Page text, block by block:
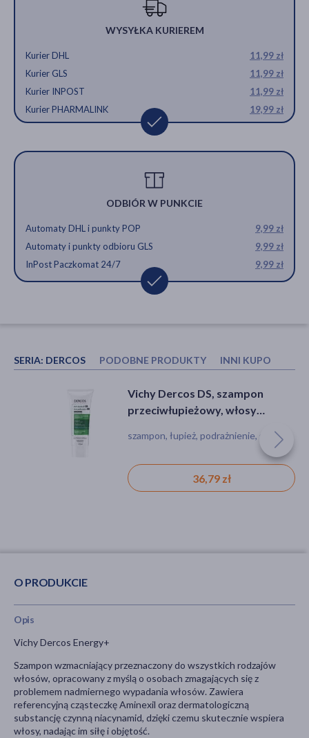
WYSYŁKA KURIEREM
Kurier DHL
11,99 zł
Kurier GLS
11,99 zł
Kurier INPOST
11,99 zł
Kurier PHARMALINK
19,99 zł
ODBIÓR W PUNKCIE
Automaty DHL i punkty POP
9,99 zł
Automaty i punkty odbioru GLS
9,99 zł
InPost Paczkomat 24/7
9,99 zł
SERIA: DERCOS PODOBNE PRODUKTY INNI KUPOWALI
Enilome Pro Trichology,
szampon przeciw wypadaniu
szampon, wypadanie włosów
19,99 zł
Vichy Dercos Aminexil Clinical 5,
kuracja przeciw wypadaniu
ampułek
serum, ampułka, wypadanie włosów,
174,99 zł
Vichy Dercos DS, szampon
przeciwłupieżowy, włosy
95 ml
szampon, łupież, podrażnienie, świąd
36,79 zł
O PRODUKCIE
Opis
Vichy Dercos Energy+
Szampon wzmacniający przeznaczony do wszystkich rodzajów
włosów, opracowany z myślą o osobach zmagających się z
problemem nadmiernego wypadania włosów. Zawiera
referencyjną cząsteczkę Aminexil oraz dermatologiczną
substancję czynną niacynamid, dzięki czemu skutecznie wspiera
włosy, nadając im siłę i objętość.